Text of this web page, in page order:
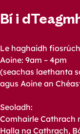
Bí i
Le haghaidh
Aoine: 9am – 4pm
(seachas laethanta
agus Aoine an
Seoladh:
Comhairle Cathrach
Halla na Cathrach,